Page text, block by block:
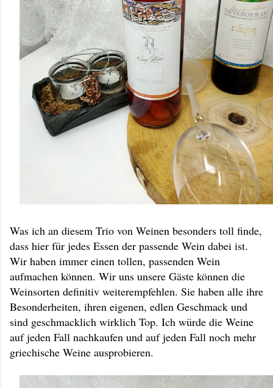
Was ich an diesem Trio von Weinen besonders toll finde,
dass hier für jedes Essen der passende Wein dabei ist.
Wir haben immer einen tollen, passenden Wein
aufmachen können. Wir uns unsere Gäste können die
Weinsorten definitiv weiterempfehlen. Sie haben alle ihre
Besonderheiten, ihren eigenen, edlen Geschmack und
sind geschmacklich wirklich Top. Ich würde die Weine
auf jeden Fall nachkaufen und auf jeden Fall noch mehr
griechische Weine ausprobieren.